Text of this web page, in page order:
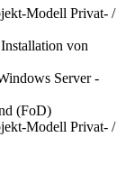
Modell Privat- /
von
Server -
(FoD)
Modell Privat- /